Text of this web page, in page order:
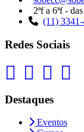
2ªf a 6ªf -
(11)
Redes Sociais
Destaques
Eventos